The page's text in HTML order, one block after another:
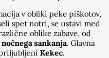
v obliki peke piškotov,
spet notri, se ustavi med
oblike zabave, od
sankanja. Glavna
Kekec.